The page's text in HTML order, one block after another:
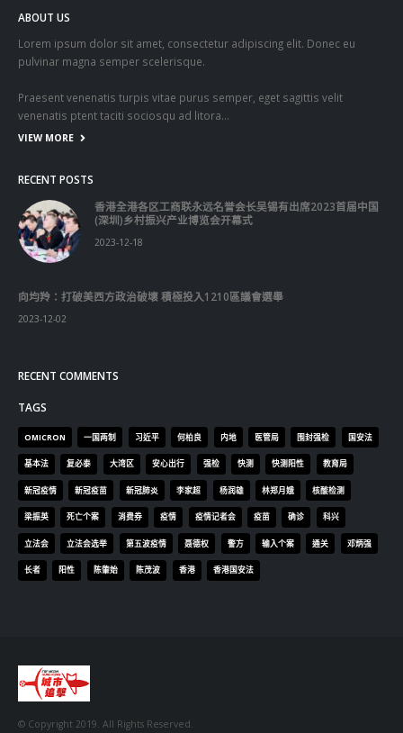
ABOUT US
Lorem ipsum dolor sit amet, consectetur adipiscing elit. Donec eu
pulvinar magna semper scelerisque.
Praesent venenatis turpis vitae purus semper, eget sagittis velit
venenatis ptent taciti sociosqu ad litora…
VIEW MORE
RECENT POSTS
香港全港各区工商联永远名誉会长吴锡有出席2023首届中国
(深圳)乡村振兴产业博览会开幕式
2023-12-18
向均羚：打破美西方政治破壞 積極投入1210區議會選舉
2023-12-02
RECENT COMMENTS
TAGS
OMICRON 一国两制 习近平 何柏良 内地 医管局 围封强检 国安法
基本法 复必泰 大湾区 安心出行 强检 快测 快测阳性 教育局
新冠疫情 新冠疫苗 新冠肺炎 李家超 杨润雄 林郑月娥 核酸检测
梁振英 死亡个案 消费券 疫情 疫情记者会 疫苗 确诊 科兴
立法会 立法会选举 第五波疫情 聂德权 警方 输入个案 通关 邓炳强
长者 阳性 陈肇始 陈茂波 香港 香港国安法
© Copyright 2019. All Rights Reserved.